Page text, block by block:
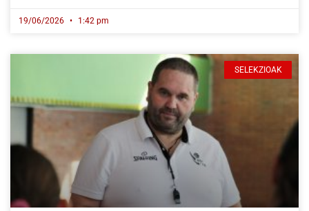
19/06/2026 1:42 pm
SELEKZIOAK